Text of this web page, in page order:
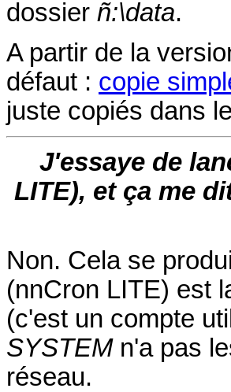
dossier ñ:\data.
A partir de la
défaut : copie
juste copiés dans
J'essaye de
LITE), et ça me
Non. Cela se
(nnCron LITE) est
(c'est un compte
SYSTEMn'a pas
réseau.